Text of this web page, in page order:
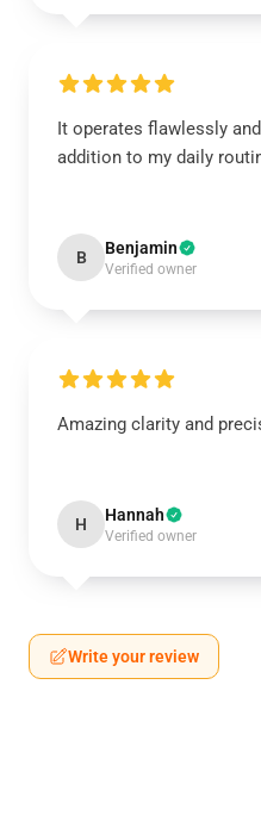
It operates flawlessly
addition to my daily
B Benjamin
Verified owner
Amazing clarity and
H Hannah
Verified owner
Write your review